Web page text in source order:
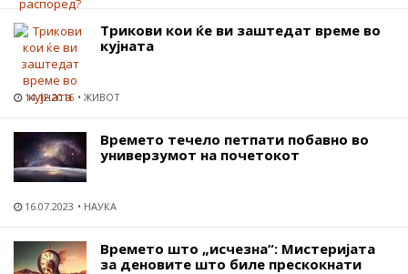
Трикови кои ќе ви заштедат време во
кујната
14.12.2016 ЖИВОТ
Времето течело петпати побавно во
универзумот на почетокот
16.07.2023 НАУКА
Времето што „исчезна“: Мистеријата
за деновите што биле прескокнати